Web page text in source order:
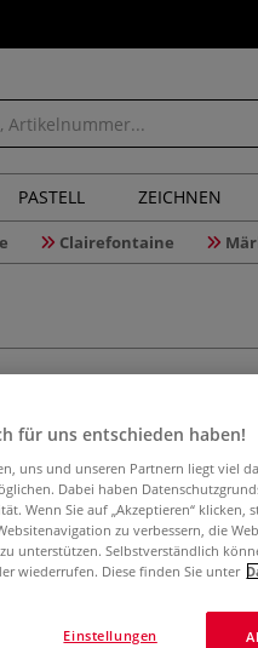
PASTELL ZEICHNEN
Clairefontaine
für uns entschieden haben!
uns und unseren Partnern liegt viel
Dabei haben
Wenn Sie auf „Akzeptieren“ klicken,
zu verbessern, die
unterstützen. Selbstverständlich
wiederrufen. Diese finden Sie unter
Einstellungen